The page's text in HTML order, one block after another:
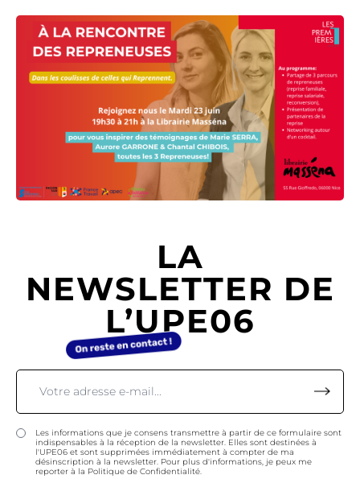
LA
NEWSLETTER DE
L’UPE06
Les informations que je consens transmettre à partir de ce formulaire sont
indispensables à la réception de la newsletter. Elles sont destinées à
l'UPE06 et sont supprimées immédiatement à compter de ma
désinscription à la newsletter. Pour plus d'informations, je peux me
reporter à la Politique de Confidentialité.